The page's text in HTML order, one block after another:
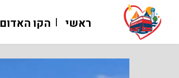
ראשי הקו האדום